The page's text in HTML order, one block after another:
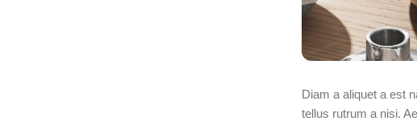
Diam a aliquet a est
tellus rutrum a nisi.